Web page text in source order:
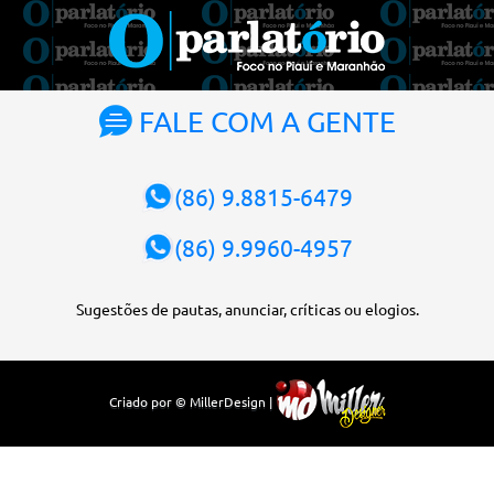
o tribunal deve ser comandado pelo ministro mais antigo que
ainda não presidiu a Corte. O novo presidente vai suceder a Luís
Roberto Barroso, que completará o mandato de dois anos. Ao
cumprimentar Fachin pela eleição, Barroso afirmou que o país
tem sorte de ter o ministro na cadeira de presidente da Corte.
“Considero, pessoalmente e institucionalmente, que é uma sorte
FALE COM A GENTE
(86) 9.8815-6479
(86) 9.9960-4957
Sugestões de pautas, anunciar, críticas ou elogios.
Criado por © MillerDesign |